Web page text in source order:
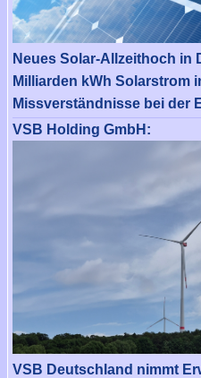
Neues Solar-Allzeithoch in
Milliarden kWh Solarstrom
Missverständnisse bei der
VSB Holding GmbH:
VSB Deutschland nimmt